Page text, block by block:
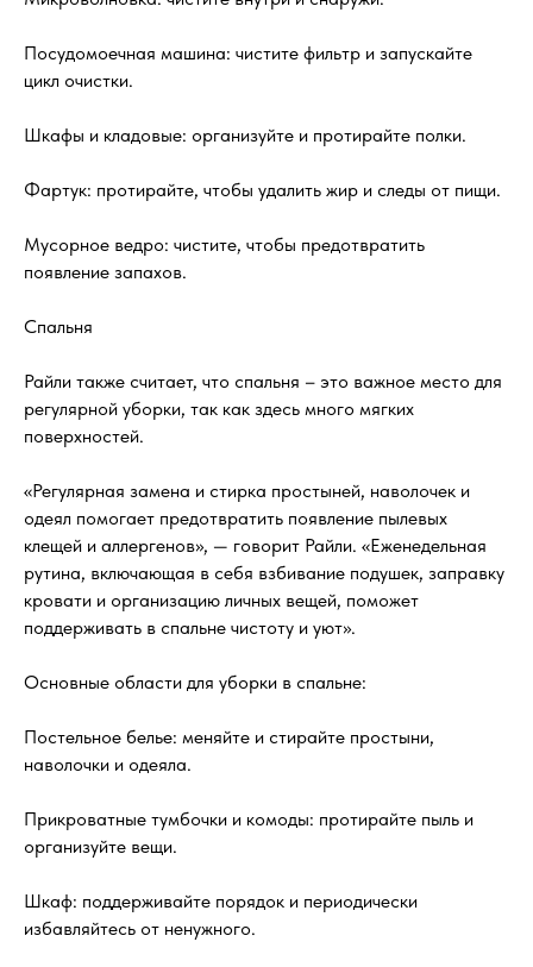
Посудомоечная машина: чистите фильтр и запускайте
цикл очистки.
Шкафы и кладовые: организуйте и протирайте полки.
Фартук: протирайте, чтобы удалить жир и следы от пищи.
Мусорное ведро: чистите, чтобы предотвратить
появление запахов.
Спальня
Райли также считает, что спальня – это важное место для
регулярной уборки, так как здесь много мягких
поверхностей.
«Регулярная замена и стирка простыней, наволочек и
одеял помогает предотвратить появление пылевых
клещей и аллергенов», — говорит Райли. «Еженедельная
рутина, включающая в себя взбивание подушек, заправку
кровати и организацию личных вещей, поможет
поддерживать в спальне чистоту и уют».
Основные области для уборки в спальне:
Постельное белье: меняйте и стирайте простыни,
наволочки и одеяла.
Прикроватные тумбочки и комоды: протирайте пыль и
организуйте вещи.
Шкаф: поддерживайте порядок и периодически
избавляйтесь от ненужного.